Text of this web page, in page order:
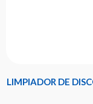
LIMPIADOR DE